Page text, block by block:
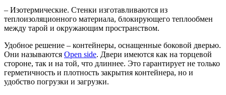
– Изотермические. Стенки изготавливаются из
теплоизоляционного материала, блокирующего теплообмен
между тарой и окружающим пространством.
Удобное решение – контейнеры, оснащенные боковой дверью.
Они называются Open side. Двери имеются как на торцевой
стороне, так и на той, что длиннее. Это гарантирует не только
герметичность и плотность закрытия контейнера, но и
удобство погрузки и загрузки.